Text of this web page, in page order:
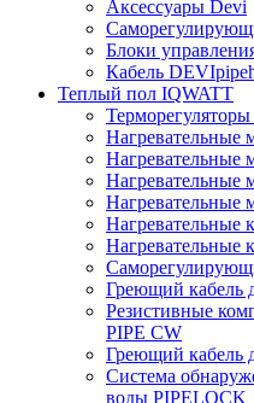
Аксессуары Devi
Блоки
Кабель
Теплый пол IQWATT
Нагревательные
Нагревательные
Нагревательные
Нагревательные
Греющий кабель
Резистивные
PIPE CW
Греющий кабель
Система
воды PIPELOCK